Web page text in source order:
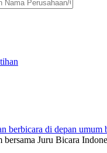
Juru Bicara